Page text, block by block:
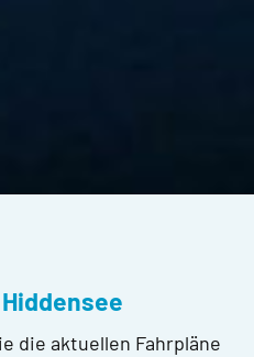
die aktuellen Fahrpläne